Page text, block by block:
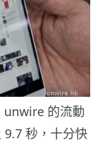
的流動
9.7 秒，十分快